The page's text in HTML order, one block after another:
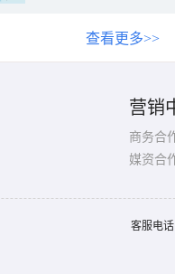
查看更多>>
营销
商务合
媒资合
客服电